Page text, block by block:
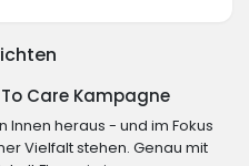
Care Kampagne
Innen heraus - und im Fokus
Vielfalt stehen. Genau mit